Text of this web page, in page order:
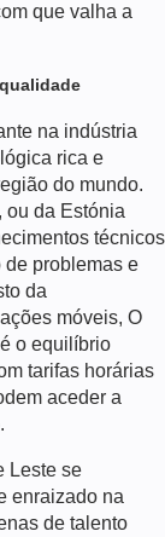
que valha a
na indústria
rica e
do mundo.
ou da Estónia
técnicos
problemas e
da
móveis, O
o equilíbrio
tarifas horárias
aceder a
Leste se
enraizado na
de talento